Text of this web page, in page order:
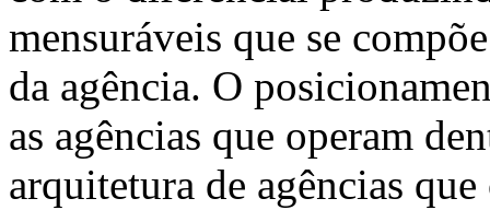
mensuráveis que se
da agência. O
as agências que operam
arquitetura de agências